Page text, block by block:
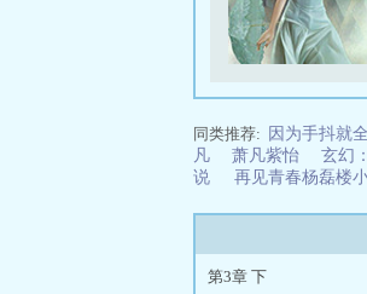
同类推荐: 因为手抖就
凡
萧凡紫怡 玄幻
说
再见青春杨磊楼
第3章 下